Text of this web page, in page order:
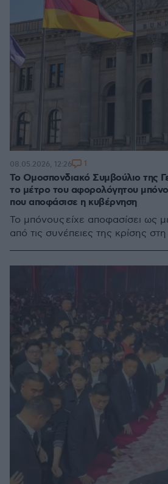
Το Ομοσπονδιακό Συμβούλιο της
το μέτρο του αφορολόγητου
που αποφάσισε η κυβέρνηση
Το μπόνους είχε αποφασίσει ως
από τις συνέπειες της κρίσης
08.05.2026, 12:26 1